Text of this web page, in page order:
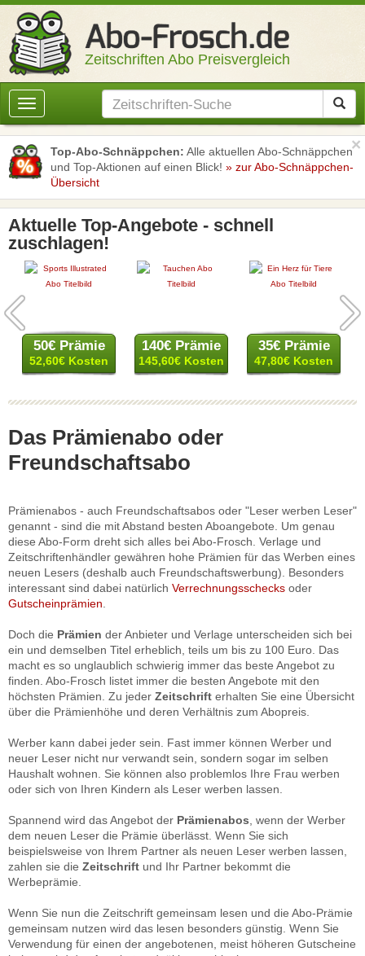
Zeitschriften Abo Preisvergleich
Toggle
navigation
Top-Abo-Schnäppchen: Alle aktuellen Abo-Schnäppchen
und Top-Aktionen auf einen Blick! » zur Abo-Schnäppchen-
Übersicht
×
Aktuelle Top-Angebote - schnell
zuschlagen!
Previous
50€ Prämie
52,60€ Kosten
140€ Prämie
145,60€ Kosten
35€ Prämie
47,80€ Kosten
Next
Das Prämienabo oder
Freundschaftsabo
Prämienabos - auch Freundschaftsabos oder "Leser werben Leser"
genannt - sind die mit Abstand besten Aboangebote. Um genau
diese Abo-Form dreht sich alles bei Abo-Frosch. Verlage und
Zeitschriftenhändler gewähren hohe Prämien für das Werben eines
neuen Lesers (deshalb auch Freundschaftswerbung). Besonders
interessant sind dabei natürlich Verrechnungsschecks oder
Gutscheinprämien
Doch die Prämien der Anbieter und Verlage unterscheiden sich bei
ein und demselben Titel erheblich, teils um bis zu 100 Euro. Das
macht es so unglaublich schwierig immer das beste Angebot zu
finden. Abo-Frosch listet immer die besten Angebote mit den
höchsten Prämien. Zu jeder Zeitschrift erhalten Sie eine Übersicht
über die Prämienhöhe und deren Verhältnis zum Abopreis.
Werber kann dabei jeder sein. Fast immer können Werber und
neuer Leser nicht nur verwandt sein, sondern sogar im selben
Haushalt wohnen. Sie können also problemlos Ihre Frau werben
oder sich von Ihren Kindern als Leser werben lassen.
Spannend wird das Angebot der Prämienabos , wenn der Werber
dem neuen Leser die Prämie überlässt. Wenn Sie sich
beispielsweise von Ihrem Partner als neuen Leser werben lassen,
zahlen sie die Zeitschrift und Ihr Partner bekommt die
Werbeprämie.
Wenn Sie nun die Zeitschrift gemeinsam lesen und die Abo-Prämie
gemeinsam nutzen wird das lesen besonders günstig. Wenn Sie
Verwendung für einen der angebotenen, meist höheren Gutscheine